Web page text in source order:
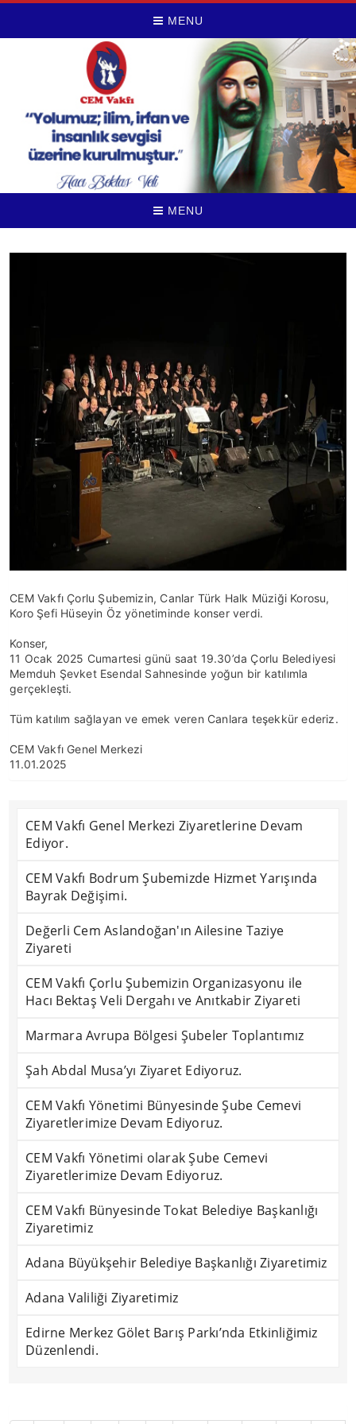
MENU
MENU
CEM Vakfı Çorlu Şubemizin, Canlar Türk Halk Müziği Korosu,
Koro Şefi Hüseyin Öz yönetiminde konser verdi.
Konser,
11 Ocak 2025 Cumartesi günü saat 19.30’da Çorlu Belediyesi
Memduh Şevket Esendal Sahnesinde yoğun bir katılımla
gerçekleşti.
Tüm katılım sağlayan ve emek veren Canlara teşekkür ederiz.
CEM Vakfı Genel Merkezi
11.01.2025
CEM Vakfı Genel Merkezi Ziyaretlerine Devam
Ediyor.
CEM Vakfı Bodrum Şubemizde Hizmet Yarışında
Bayrak Değişimi.
Değerli Cem Aslandoğan'ın Ailesine Taziye
Ziyareti
CEM Vakfı Çorlu Şubemizin Organizasyonu ile
Hacı Bektaş Veli Dergahı ve Anıtkabir Ziyareti
Marmara Avrupa Bölgesi Şubeler Toplantımız
Şah Abdal Musa’yı Ziyaret Ediyoruz.
CEM Vakfı Yönetimi Bünyesinde Şube Cemevi
Ziyaretlerimize Devam Ediyoruz.
CEM Vakfı Yönetimi olarak Şube Cemevi
Ziyaretlerimize Devam Ediyoruz.
CEM Vakfı Bünyesinde Tokat Belediye Başkanlığı
Ziyaretimiz
Adana Büyükşehir Belediye Başkanlığı Ziyaretimiz
Adana Valiliği Ziyaretimiz
Edirne Merkez Gölet Barış Parkı’nda Etkinliğimiz
Düzenlendi.